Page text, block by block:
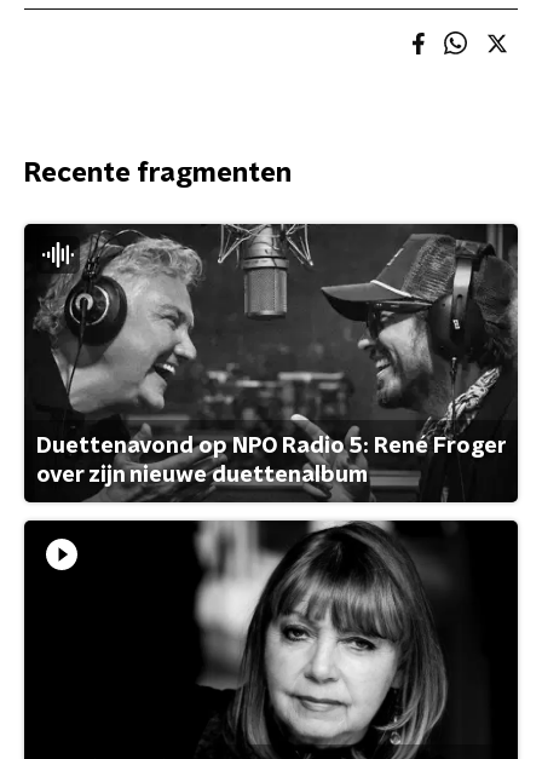
Recente fragmenten
Duettenavond op NPO Radio 5: René Froger
over zijn nieuwe duettenalbum